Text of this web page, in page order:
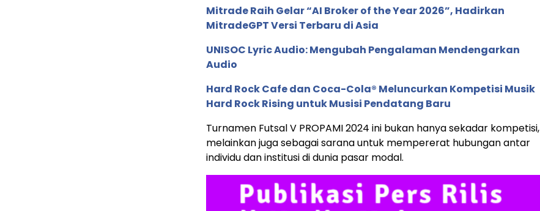
Mitrade Raih Gelar “AI Broker of the Year 2026”, Hadirkan
MitradeGPT Versi Terbaru di Asia
UNISOC Lyric Audio: Mengubah Pengalaman Mendengarkan
Audio
Hard Rock Cafe dan Coca-Cola® Meluncurkan Kompetisi Musik
Hard Rock Rising untuk Musisi Pendatang Baru
Turnamen Futsal V PROPAMI 2024 ini bukan hanya sekadar kompetisi,
melainkan juga sebagai sarana untuk mempererat hubungan antar
individu dan institusi di dunia pasar modal.